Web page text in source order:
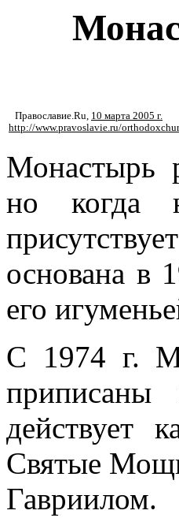
Православие.Ru, 10 марта 2005 г.
http://www.pravoslavie.ru/
Монастырь
но когда
основана в
его
С 1974 г.
действует
Святые
Гавриилом.